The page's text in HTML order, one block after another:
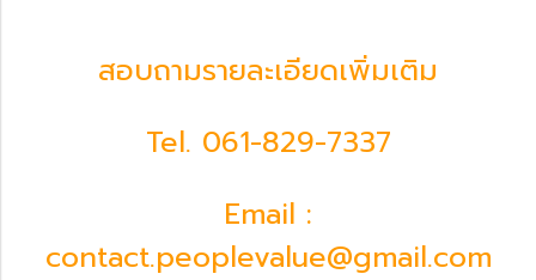
สอบถามรายละเอียดเพิ่มเติม
Tel. 061-829-7337
Email :
contact.peoplevalue@gmail.com